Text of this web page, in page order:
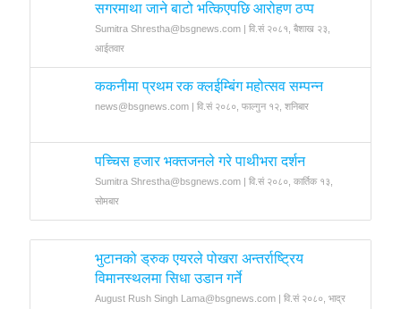
सगरमाथा जाने बाटो भत्किएपछि आरोहण ठप्प
Sumitra Shrestha@bsgnews.com | वि.सं २०८१, बैशाख २३,
आईतवार
ककनीमा प्रथम रक क्लईम्बिंग महोत्सव सम्पन्न
news@bsgnews.com | वि.सं २०८०, फाल्गुन १२, शनिबार
पच्चिस हजार भक्तजनले गरे पाथीभरा दर्शन
Sumitra Shrestha@bsgnews.com | वि.सं २०८०, कार्तिक १३,
सोमबार
भुटानको ड्रुक एयरले पोखरा अन्तर्राष्ट्रिय
विमानस्थलमा सिधा उडान गर्ने
August Rush Singh Lama@bsgnews.com | वि.सं २०८०, भाद्र